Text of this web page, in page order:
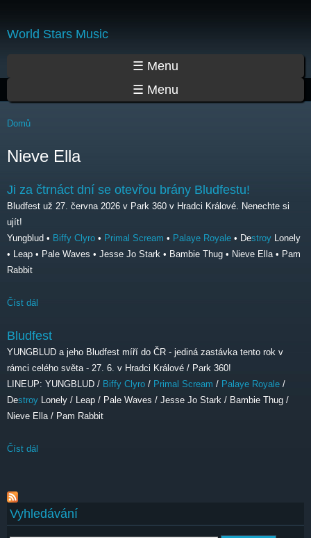
World Stars Music
☰ Menu
☰ Menu
Jste zde
Domů
Nieve Ella
Ji za čtrnáct dní se otevřou brány Bludfestu!
Bludfest už 27. června 2026 v Park 360 v Hradci Králové. Nenechte si
ujít!
Yungblud • Biffy Clyro • Primal Scream • Palaye Royale • Destroy Lonely
• Leap • Pale Waves • Jesse Jo Stark • Bambie Thug • Nieve Ella • Pam
Rabbit
Číst dál
Bludfest
YUNGBLUD a jeho Bludfest míří do ČR - jediná zastávka tento rok v
rámci celého světa - 27. 6. v Hradci Králové / Park 360!
LINEUP: YUNGBLUD / Biffy Clyro / Primal Scream / Palaye Royale /
Destroy Lonely / Leap / Pale Waves / Jesse Jo Stark / Bambie Thug /
Nieve Ella / Pam Rabbit
Číst dál
Vyhledávání